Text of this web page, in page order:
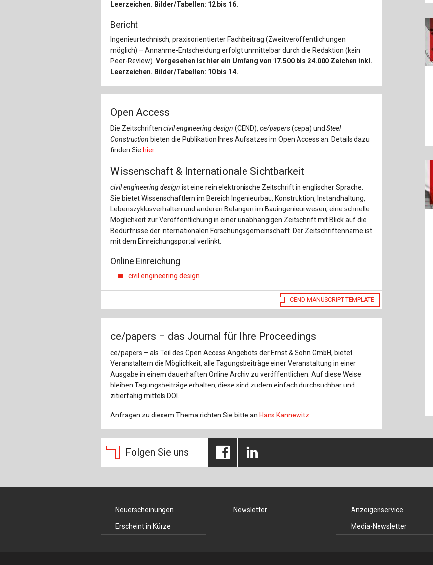
Leerzeichen. Bilder/Tabellen: 12 bis 16.
Bericht
Ingenieurtechnisch, praxisorientierter Fachbeitrag (Zweitveröffentlichungen
möglich) – Annahme-Entscheidung erfolgt unmittelbar durch die Redaktion (kein
Peer-Review).Vorgesehen ist hier ein Umfang von 17.500 bis 24.000 Zeichen inkl.
Leerzeichen. Bilder/Tabellen: 10 bis 14.
Open Access
Die Zeitschriften civil engineering design (CEND), ce/papers(cepa) und Steel
Construction bieten die Publikation Ihres Aufsatzes im Open Access an. Details dazu
finden Sie hier.
Wissenschaft & Internationale Sichtbarkeit
civil engineering design ist eine rein elektronische Zeitschrift in englischer Sprache.
Sie bietet Wissenschaftlern im Bereich Ingenieurbau, Konstruktion, Instandhaltung,
Lebenszyklusverhalten und anderen Belangen im Bauingenieurwesen, eine schnelle
Möglichkeit zur Veröffentlichung in einer unabhängigen Zeitschrift mit Blick auf die
Bedürfnisse der internationalen Forschungsgemeinschaft. Der Zeitschriftenname ist
mit dem Einreichungsportal verlinkt.
Online Einreichung
civil engineering design
CEND-MANUSCRIPT-TEMPLATE
ce/papers – das Journal für Ihre Proceedings
ce/papers – als Teil des Open Access Angebots der Ernst & Sohn GmbH, bietet
Veranstaltern die Möglichkeit, alle Tagungsbeiträge einer Veranstaltung in einer
Ausgabe in einem dauerhaften Online Archiv zu veröffentlichen. Auf diese Weise
bleiben Tagungsbeiträge erhalten, diese sind zudem einfach durchsuchbar und
zitierfähig mittels DOI.
Anfragen zu diesem Thema richten Sie bitte an Hans Kannewitz
Folgen Sie uns
Neuerscheinungen
Erscheint in Kürze
Newsletter Anzeigenservice
Media-Newsletter